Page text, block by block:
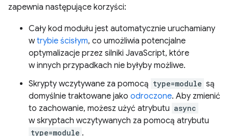
zapewnia następujące korzyści:
Cały kod modułu jest automatycznie uruchamiany
wtrybie ścisłym, co umożliwia potencjalne
optymalizacje przez silniki JavaScript, które
w innych przypadkach nie byłyby możliwe.
Skrypty wczytywane za pomocą type=module są
domyślnie traktowane jako odroczone. Aby zmienić
to zachowanie, możesz użyć atrybutu async
w skryptach wczytywanych za pomocą atrybutu
type=module .